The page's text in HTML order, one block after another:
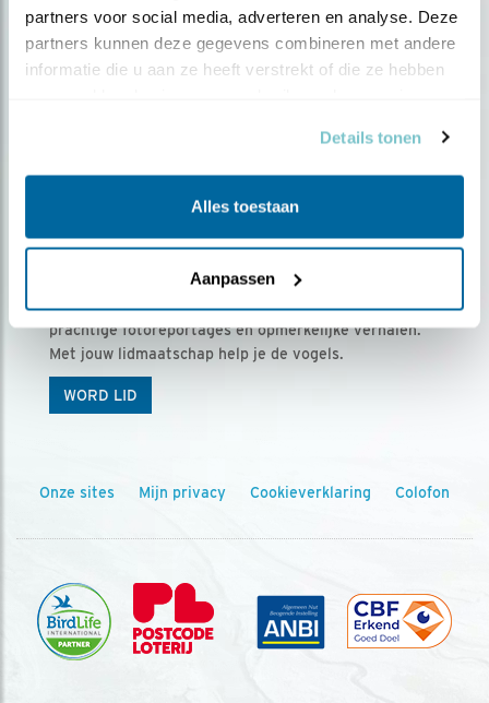
partners voor social media, adverteren en analyse. Deze
partners kunnen deze gegevens combineren met andere
informatie die u aan ze heeft verstrekt of die ze hebben
Details tonen
Alles toestaan
Aanpassen
Ontvang 5 x Vogels voor € 36,00 per jaar
Vogels is het tijdschrift voor onze leden, met
prachtige fotoreportages en opmerkelijke verhalen.
Met jouw lidmaatschap help je de vogels.
WORD LID
Onze sites Mijn privacy Cookieverklaring Colofon